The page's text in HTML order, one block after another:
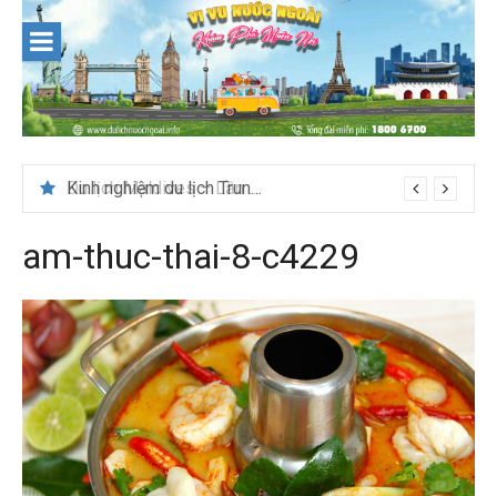
content
Du lịch Maldives – Lần đầu nên đi đâu, chơi gì?
am-thuc-thai-8-c4229